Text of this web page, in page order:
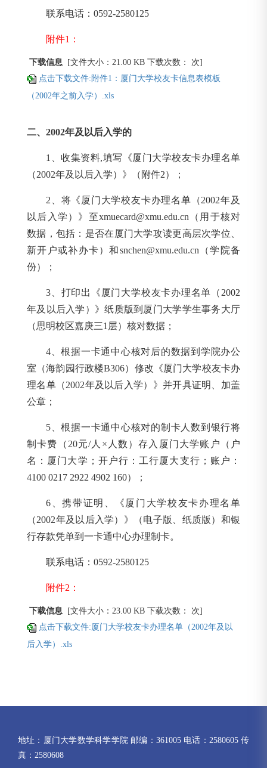
联系电话：0592-2580125
附件1：
下载信息 [文件大小：21.00 KB 下载次数：
次]
点击下载文件:附件1：厦门大学校友卡信息表模板
（2002年之前入学）.xls
二、2002年及以后入学的
1
、收集资料,填写《厦门大学校友卡办理名单
（2002年及以后入学）》（附件2）；
2 、将《厦门大学校友卡办理名单（2002年及
以后入学）》至xmuecard@xmu.edu.cn（用于核对
数据，包括：是否在厦门大学攻读更高层次学位、
新开户或补办卡）和snchen@xmu.edu.cn（学院备
份）；
3 、打印出《厦门大学校友卡办理名单（2002
年及以后入学）》纸质版到厦门大学学生事务大厅
（思明校区嘉庚三1层）核对数据；
4 、根据一卡通中心核对后的数据到学院办公
室（海韵园行政楼B306）修改《厦门大学校友卡办
理名单（2002年及以后入学）》并开具证明、加盖
公章；
5 、根据一卡通中心核对的制卡人数到银行将
制卡费（20元/人×人数）存入厦门大学账户（户
名：厦门大学；开户行：工行厦大支行；账户：
4100 0217 2922 4902 160）；
6 、携带证明、《厦门大学校友卡办理名单
（2002年及以后入学）》（电子版、纸质版）和银
行存款凭单到一卡通中心办理制卡。
联系电话：0592-2580125
附件2：
下载信息 [文件大小：23.00 KB 下载次数：
次]
点击下载文件:厦门大学校友卡办理名单（2002年及以
后入学）.xls
地址：厦门大学数学科学学院 邮编：361005 电话：2580605 传
真：2580608